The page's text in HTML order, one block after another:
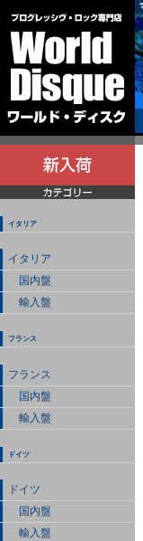
イタリア
イタリア
国内盤
輸入盤
フランス
フランス
国内盤
輸入盤
ドイツ
ドイツ
国内盤
輸入盤